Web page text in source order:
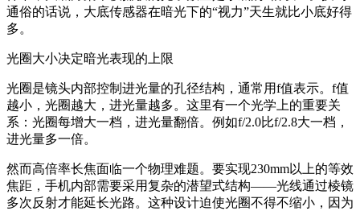
通俗的话说，大底传感器在暗光下的“视力”天生就比小底好得
多。
光圈大小决定暗光表现的上限
光圈是镜头内部控制进光量的孔径结构，通常用f值表示。f值
越小，光圈越大，进光量越多。这里有一个光学上的重要关
系：光圈每增大一档，进光量翻倍。例如f/2.0比f/2.8大一档，
进光量多一倍。
然而高倍率长焦面临一个物理难题。要实现230mm以上的等效
焦距，手机内部需要采用复杂的潜望式结构——光线通过棱镜
多次反射才能延长光路。这种设计迫使光圈不得不缩小，因为